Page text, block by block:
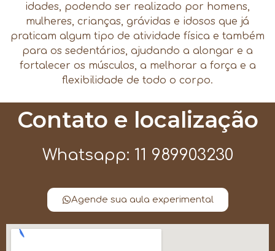
idades, podendo ser realizado por homens,
mulheres, crianças, grávidas e idosos que já
praticam algum tipo de atividade física e também
para os sedentários, ajudando a alongar e a
fortalecer os músculos, a melhorar a força e a
flexibilidade de todo o corpo.
Contato e localização
Whatsapp: 11 989903230
Agende sua aula experimental